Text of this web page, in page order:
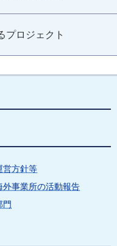
プロジェクト
営方針等
外事業所の活動報告
門